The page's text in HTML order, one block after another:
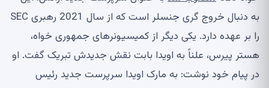
به دنبال خروج گری جنسلر است که از سال 2021 رهبری SEC
را بر عهده دارد. یکی دیگر از کمیسیونرهای جمهوری خواه،
هستر پیرس، علناً به اویدا بابت نقش جدیدش تبریک گفت. او
در پیام خود نوشت: به مارک اویدا سرپرست جدید رئیس